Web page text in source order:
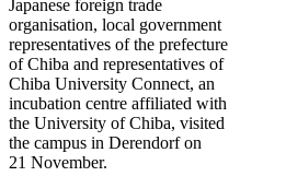
Japanese foreign trade
organisation, local government
representatives of the prefecture
of Chiba and representatives of
Chiba University Connect, an
incubation centre affiliated with
the University of Chiba, visited
the campus in Derendorf on
21 November.